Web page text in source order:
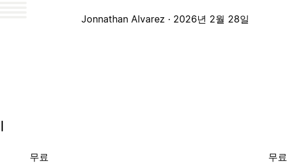
Jonnathan Alvarez · 2026년 2월 28일
무료 무료